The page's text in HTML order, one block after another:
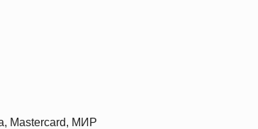
Mastercard, МИР